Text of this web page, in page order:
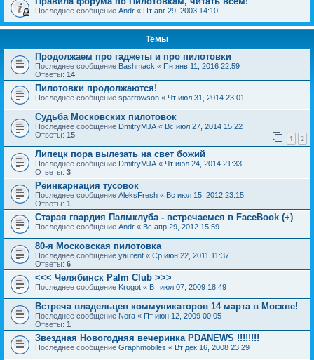
Последнее сообщение Andr « Пт авг 29, 2003 14:10
Темы
Продолжаем про гаджеты и про пилотовки
Последнее сообщение Bashmack « Пн янв 11, 2016 22:59
Ответы: 14
Пилотовки продолжаются!
Последнее сообщение sparrowson « Чт июл 31, 2014 23:01
Судьба Московских пилотовок
Последнее сообщение DmitryMJA « Вс июл 27, 2014 15:22
Ответы: 15 1 2
Липецк пора вылезать на свет божий
Последнее сообщение DmitryMJA « Чт июл 24, 2014 21:33
Ответы: 3
Реинкарнация тусовок
Последнее сообщение AleksFresh « Вс июл 15, 2012 23:15
Ответы: 1
Старая гвардия Палмклуба - встречаемся в FaceBook (+)
Последнее сообщение Andr « Вс апр 29, 2012 15:59
80-я Московская пилотовка
Последнее сообщение yaufent « Ср июн 22, 2011 11:37
Ответы: 6
<<< Челябинск Palm Club >>>
Последнее сообщение Krogot « Вт июл 07, 2009 18:49
Встреча владельцев коммуникаторов 14 марта в Москве!
Последнее сообщение Nora « Пт июн 12, 2009 00:05
Ответы: 1
Звездная Новогодняя вечеринка PDANEWS !!!!!!!!
Последнее сообщение Graphmobiles « Вт дек 16, 2008 23:29